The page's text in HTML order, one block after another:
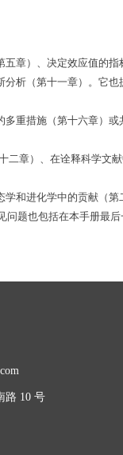
章）、决定效应值的指
析（第十一章）。它
重措施（第十六章）或
二章）、在诠释科学文
和进化学中的贡献（
题也包括在本手册最后
路 10 号